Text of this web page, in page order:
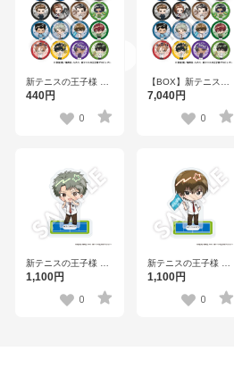
新テニスの王子様 フ
レフレンズ缶バッジ
440円
0
【BOX】新テニスの
王子様 フレフレンズ
7,040円
0
新テニスの王子様 フ
レフレンズアクリル
1,100円
0
新テニスの王子様 フ
レフレンズアクリル
1,100円
0